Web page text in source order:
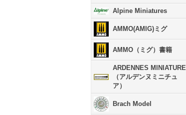
Alpine Miniatures
AMMO(AMIG)ミグ
AMMO（ミグ）書籍
ARDENNES MINIATURE
（アルデンヌミニチュ
ア）
Brach Model